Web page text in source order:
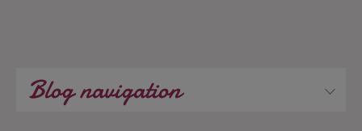
Blog navigation